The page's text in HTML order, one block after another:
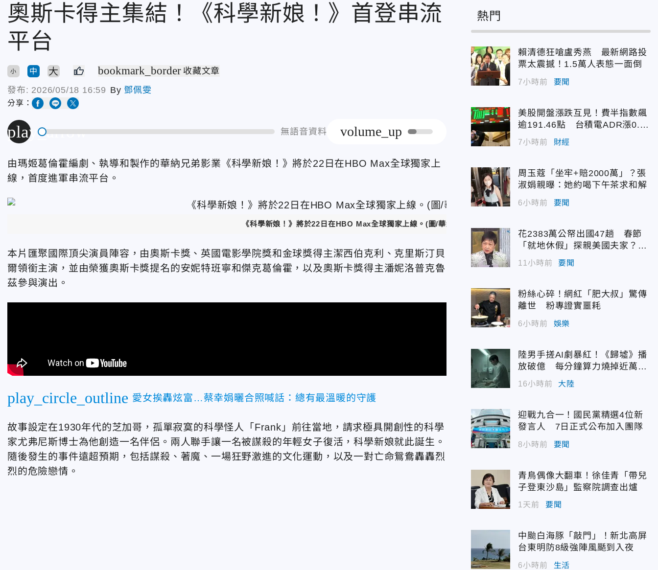
奧斯卡得主集結！《科學新娘！》首登串流
平台
小 中 大 bookmark_border 收藏文章
發布: 2026/05/18 16:59 By 鄧佩雯
分享：
play_arrow 無語音資料 volume_up
由瑪姬葛倫霍編劇、執導和製作的華納兄弟影業《科學新娘！》將於22日在HBO Max全球獨家上
線，首度進軍串流平台。
《科學新娘！》將於22日在HBO Max全球獨家上線。(圖/華納兄弟 | HBO Max提供)
本片匯聚國際頂尖演員陣容，由奧斯卡獎、英國電影學院獎和金球獎得主潔西伯克利、克里斯汀貝
爾領銜主演，並由榮獲奧斯卡獎提名的安妮特班寧和傑克葛倫霍，以及奧斯卡獎得主潘妮洛普克魯
茲參與演出。
play_circle_outline 愛女挨轟炫富…蔡幸娟曬合照喊話：總有最溫暖的守護
故事設定在1930年代的芝加哥，孤單寂寞的科學怪人「Frank」前往當地，請求極具開創性的科學
家尤弗尼斯博士為他創造一名伴侶。兩人聯手讓一名被謀殺的年輕女子復活，科學新娘就此誕生。
隨後發生的事件遠超預期，包括謀殺、著魔、一場狂野激進的文化運動，以及一對亡命鴛鴦轟轟烈
烈的危險戀情。
熱門
賴清德狂嗆盧秀燕 最新網路投
票太震撼！1.5萬人表態一面倒
7小時前 要聞
美股開盤漲跌互見！費半指數飆
逾191.46點 台積電ADR漲0.9
3%
7小時前 財經
周玉蔻「坐牢+賠2000萬」？張
淑娟親曝：她約喝下午茶求和解
6小時前 要聞
花2383萬公帑出國47趟 春節
「就地休假」探親美國夫家？徐
佳青回應了
11小時前 要聞
粉絲心碎！網紅「肥大叔」驚傳
離世 粉專證實噩耗
6小時前 娛樂
陸男手搓AI劇暴紅！《歸墟》播
放破億 每分鐘算力燒掉近萬台
16小時前 大陸
迎戰九合一！國民黨精選4位新
發言人 7日正式公布加入團隊
8小時前 要聞
青鳥偶像大翻車！徐佳青「帶兒
子登東沙島」監察院調查出爐
1天前 要聞
中颱白海豚「敲門」！新北高屏
台東明防8級強陣風颳到入夜
6小時前 生活